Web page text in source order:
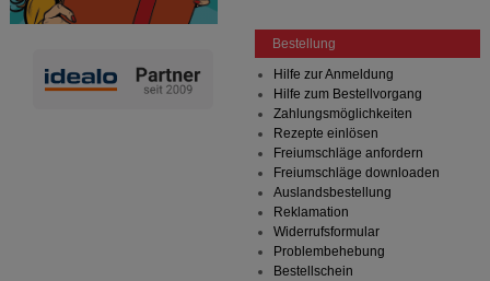
Bestellung
Hilfe zur Anmeldung
Hilfe zum Bestellvorgang
Zahlungsmöglichkeiten
Rezepte einlösen
Freiumschläge anfordern
Freiumschläge downloaden
Auslandsbestellung
Reklamation
Widerrufsformular
Problembehebung
Bestellschein